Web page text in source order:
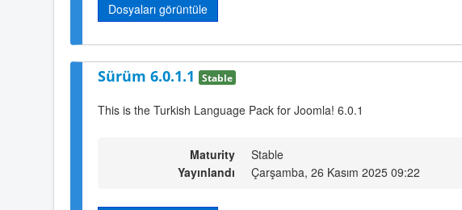
Dosyaları görüntüle
Sürüm 6.0.1.1 Stable
This is the Turkish Language Pack for Joomla! 6.0.1
Maturity
Stable
Yayınlandı
Çarşamba, 26 Kasım 2025 09:22